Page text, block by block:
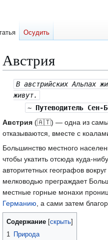
Австрия
Перейти
навигации
Перейти
В австрийских Альпах
живут.
~ Путеводитель Сен-
Австрия (🇦🇹) — одна из самых
отказываются, вместе с
Большинство местного
чтобы укатить отсюда куда-
авторитетных географов
мелководью преграждает
местные горные монахи
Германию, а сами затем
Содержание
1 Природа
Осудить